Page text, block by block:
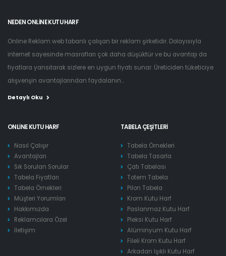
NEDEN ONLINE KUTU HARF
Online Reklam web tabanlı çalışan bir reklam şirketidir. Dolayısıyla
internet sayesinde masrafları çok daha düşüktür ve bu avantajı da
fiyatlara yansıtarak sizlere en uygun fiyatı sunar. Üreticiden tüketiciye
alışverişin avantajlarından faydalanın...
Detaylı Oku
ONLINE KUTU HARF
Nasıl Çalışır
Avantajları
Sık Sorulan Sorular
Tabela Fiyatları
Tabela Örnekleri
Müşteri Yorumları
Hakkımızda
Reklamcılara Özel
İletişim
TABELA ÇEŞITLERI
Tabela Örnekleri
Tabela Tasarla
Çatı Tabelası
Totem Tabela
Pilon Tabela
Krom Kutu Harf
Paslanmaz Kutu Harf
Pleksi Kutu Harf
Alüminyum Kutu Harf
Fileli Krom Kutu Harf
Arkadan Işıklı Kutu Harf